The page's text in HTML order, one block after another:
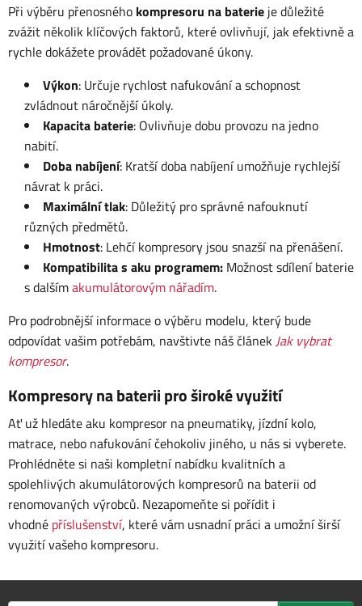
Při výběru přenosného kompresoru na baterie je důležité
zvážit několik klíčových faktorů, které ovlivňují, jak efektivně a
rychle dokážete provádět požadované úkony.
Výkon: Určuje rychlost nafukování a schopnost
zvládnout náročnější úkoly.
Kapacita baterie: Ovlivňuje dobu provozu na jedno
nabití.
Doba nabíjení: Kratší doba nabíjení umožňuje rychlejší
návrat k práci.
Maximální tlak: Důležitý pro správné nafouknutí
různých předmětů.
Hmotnost: Lehčí kompresory jsou snazší na přenášení.
Kompatibilita s aku programem: Možnost sdílení baterie
s dalšímakumulátorovým nářadím.
Pro podrobnější informace o výběru modelu, který bude
odpovídat vašim potřebám, navštivte náš článekJak vybrat
kompresor.
Kompresory na baterii pro široké využití
Ať už hledáte aku kompresor na pneumatiky, jízdní kolo,
matrace, nebo nafukování čehokoliv jiného, u nás si vyberete.
Prohlédněte si naši kompletní nabídku kvalitních a
spolehlivých akumulátorových kompresorů na baterii od
renomovaných výrobců. Nezapomeňte si pořídit i
vhodné příslušenství, které vám usnadní práci a umožní širší
využití vašeho kompresoru.